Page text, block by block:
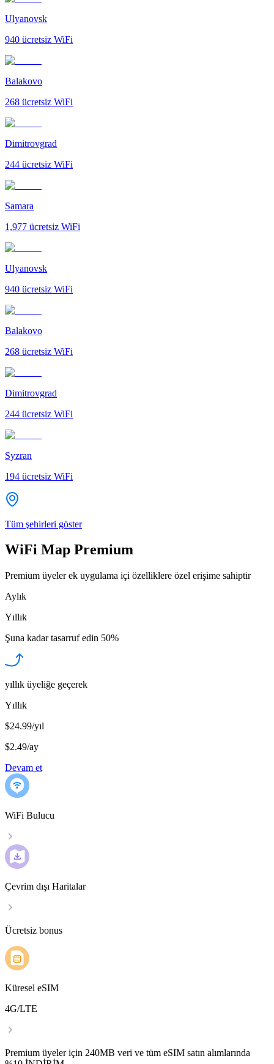
Ulyanovsk
940 ücretsiz WiFi
Balakovo
268 ücretsiz WiFi
Dimitrovgrad
244 ücretsiz WiFi
Samara
1,977 ücretsiz WiFi
Ulyanovsk
940 ücretsiz WiFi
Balakovo
268 ücretsiz WiFi
Dimitrovgrad
244 ücretsiz WiFi
Syzran
194 ücretsiz WiFi
Tüm şehirleri göster
WiFi Map Premium
Premium üyeler ek uygulama içi özelliklere özel erişime sahiptir
Aylık
Yıllık
Şuna kadar tasarruf edin 50%
yıllık üyeliğe geçerek
Yıllık
$24.99/yıl
$2.49/ay
Devam et
WiFi Bulucu
Çevrim dışı Haritalar
Ücretsiz bonus
Küresel eSIM
4G/LTE
Premium üyeler için 240MB veri ve tüm eSIM satın alımlarında